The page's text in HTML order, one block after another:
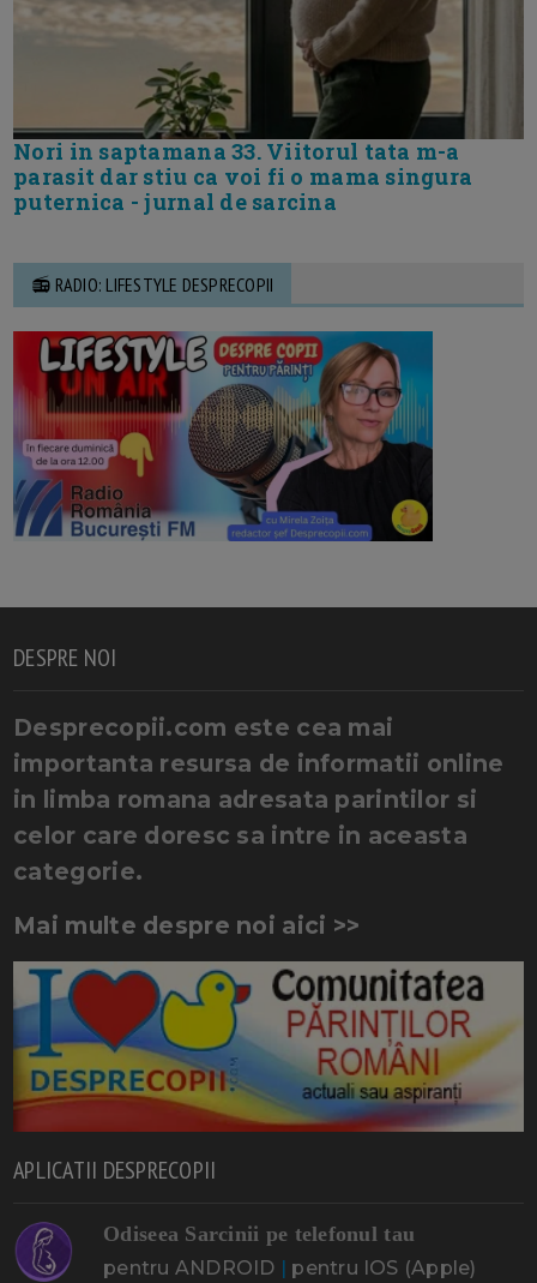
Nori in saptamana 33. Viitorul tata m-a
parasit dar stiu ca voi fi o mama singura
puternica - jurnal de sarcina
📻 RADIO: LIFESTYLE DESPRECOPII
DESPRE NOI
Desprecopii.com este cea mai
importanta resursa de informatii online
in limba romana adresata parintilor si
celor care doresc sa intre in aceasta
categorie.
Mai multe despre noi aici >>
APLICATII DESPRECOPII
Odiseea Sarcinii pe telefonul tau
pentru ANDROID | pentru IOS (Apple)